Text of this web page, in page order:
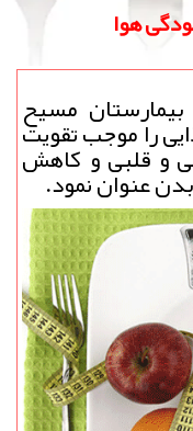
هوا
مسیح
را موجب تقویت
و قلبی و کاهش
عنوان نمود.